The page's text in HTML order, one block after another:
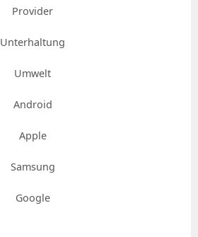
Provider
Unterhaltung
Umwelt
Android
Apple
Samsung
Google